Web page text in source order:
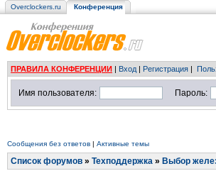
Overclockers.ru Конференция
ПРАВИЛА КОНФЕРЕНЦИИ | Вход | Регистрация |
Имя пользователя: Пароль:
Сообщения без ответов | Активные темы
Список форумов » Техподдержка » Выбор